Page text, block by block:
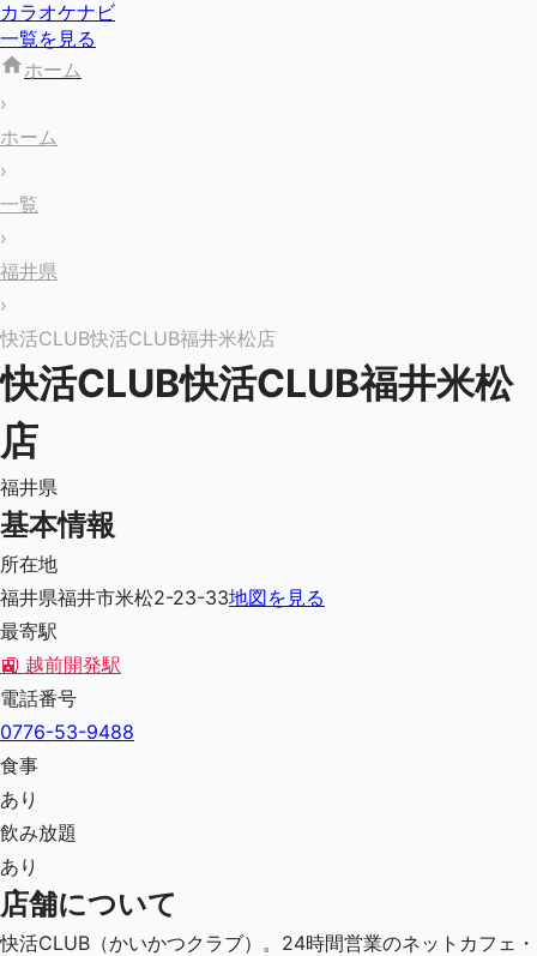
カラオケナビ
一覧を見る
ホーム
›
ホーム
›
一覧
›
福井県
›
快活CLUB快活CLUB福井米松店
快活CLUB快活CLUB福井米松
店
福井県
基本情報
所在地
福井県福井市米松2-23-33地図を見る
最寄駅
🚉 越前開発駅
電話番号
0776-53-9488
食事
あり
飲み放題
あり
店舗について
快活CLUB（かいかつクラブ）。24時間営業のネットカフェ・